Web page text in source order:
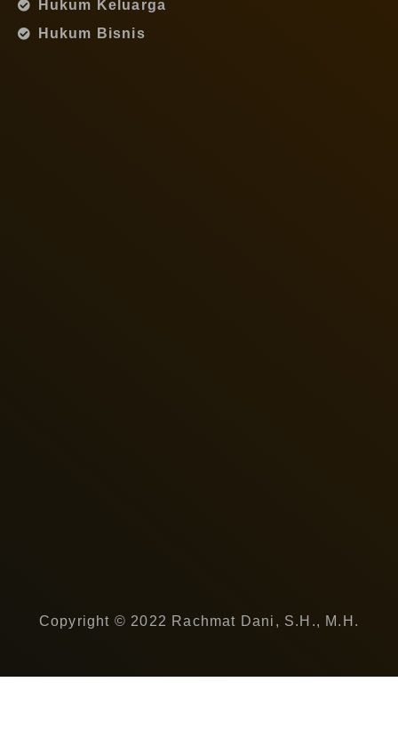
Hukum Keluarga
Hukum Bisnis
Copyright © 2022 Rachmat Dani, S.H., M.H.